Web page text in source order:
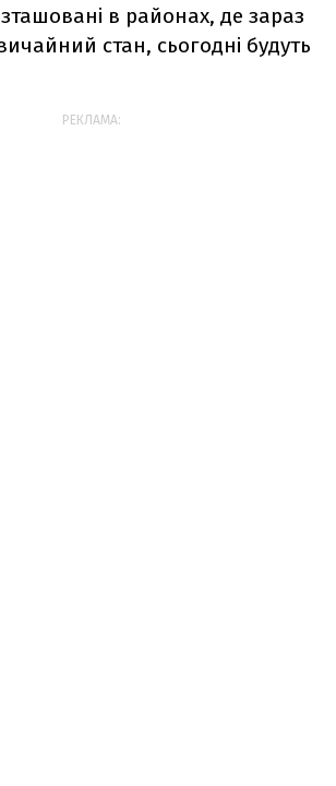
в районах, де зараз
стан, сьогодні будуть
РЕКЛАМА: